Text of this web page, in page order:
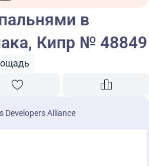
в
Кипр № 48849
Developers Alliance